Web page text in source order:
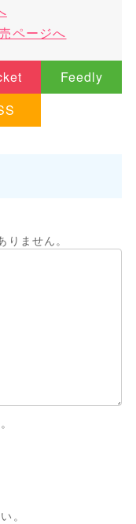
ページへ
Feedly
ません。
。